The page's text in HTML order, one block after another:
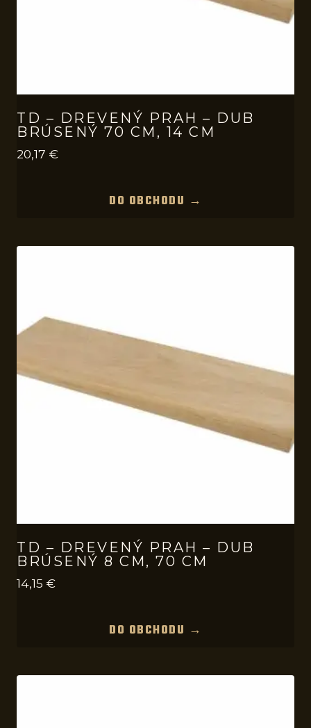
TD – DREVENÝ PRAH – DUB
BRÚSENÝ 70 CM, 14 CM
20,17 €
DO OBCHODU →
TD – DREVENÝ PRAH – DUB
BRÚSENÝ 8 CM, 70 CM
14,15 €
DO OBCHODU →